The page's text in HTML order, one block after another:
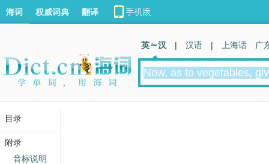
海词 权威词典 翻译
英 汉 | 汉语 | 上海话 广
目录
附录
音标说明